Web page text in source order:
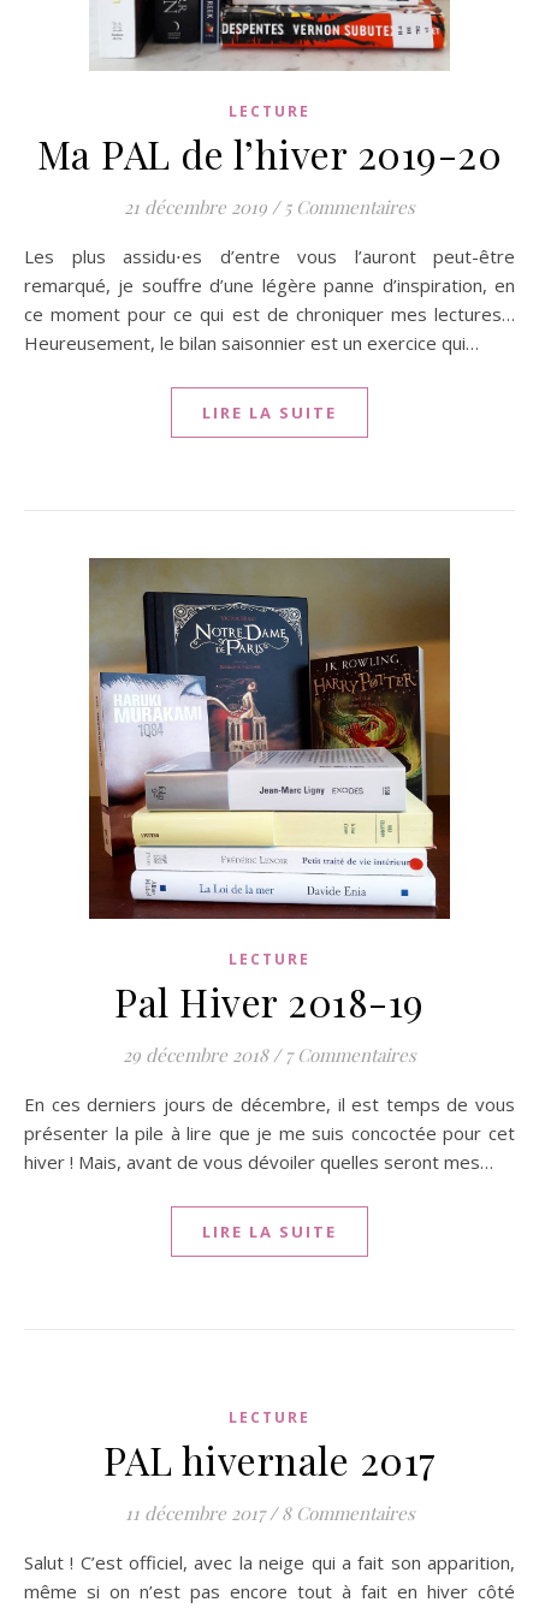
LECTURE
Ma PAL de l’hiver 2019-20
21 décembre 2019 / 5 Commentaires
Les plus assidu⋅es d’entre vous l’auront peut-être
remarqué, je souffre d’une légère panne d’inspiration, en
ce moment pour ce qui est de chroniquer mes lectures…
Heureusement, le bilan saisonnier est un exercice qui…
LIRE LA SUITE
LECTURE
Pal Hiver 2018-19
29 décembre 2018 / 7 Commentaires
En ces derniers jours de décembre, il est temps de vous
présenter la pile à lire que je me suis concoctée pour cet
hiver ! Mais, avant de vous dévoiler quelles seront mes…
LIRE LA SUITE
LECTURE
PAL hivernale 2017
11 décembre 2017 / 8 Commentaires
Salut ! C’est officiel, avec la neige qui a fait son apparition,
même si on n’est pas encore tout à fait en hiver côté